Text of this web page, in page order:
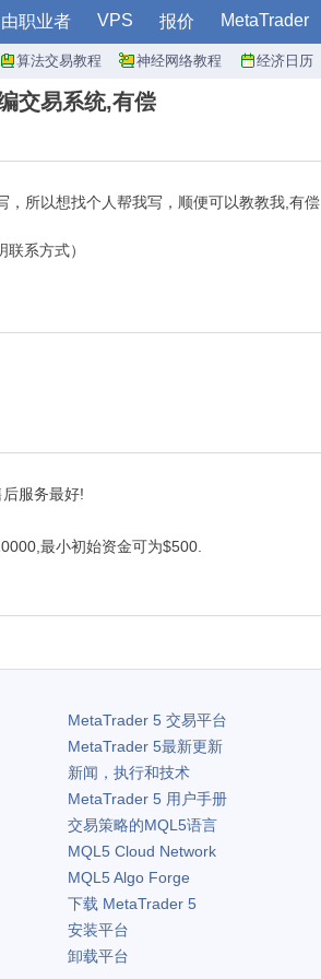
职业者 VPS 报价 MetaTrader
算法交易教程 神经网络教程 经济日历
交易系统,有偿
，所以想找个人帮我写，顺便可以教教我,有偿
系方式）
服务最好!
最小初始资金可为$500.
MetaTrader 5交易平台
MetaTrader 5最新更新
新闻，执行和技术
MetaTrader 5用户手册
交易策略的MQL5语言
MQL5 Cloud Network
MQL5 Algo Forge
下载 MetaTrader 5
安装平台
卸载平台